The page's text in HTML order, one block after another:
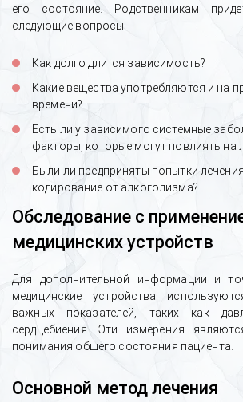
его состояние. Родственникам
следующие вопросы:
Как долго длится зависимость?
Какие вещества употребляются и на
времени?
Есть ли у зависимого системные
факторы, которые могут повлиять на
Были ли предприняты попытки
кодирование от алкоголизма?
Обследование с
медицинских устройств
Для дополнительной информации и
медицинские устройства
важных показателей, таких как
сердцебиения. Эти измерения
понимания общего состояния пациента.
Основной метод лечения